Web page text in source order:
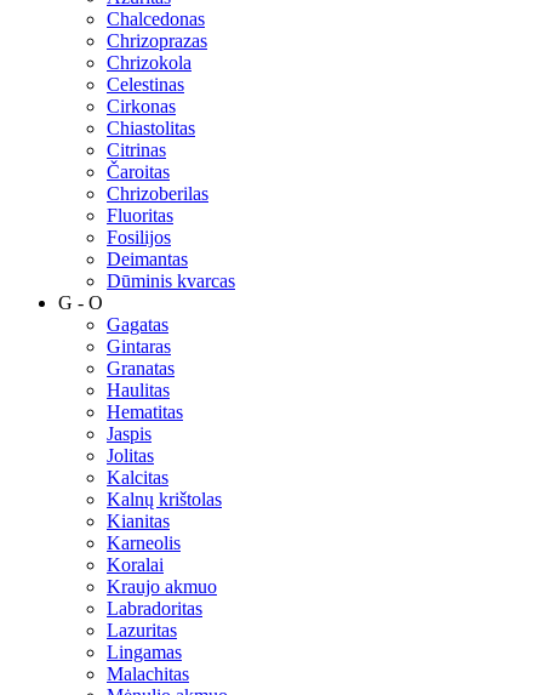
Chalcedonas
Chrizoprazas
Chrizokola
Celestinas
Cirkonas
Chiastolitas
Citrinas
Čaroitas
Chrizoberilas
Fluoritas
Fosilijos
Deimantas
Dūminis kvarcas
G - O
Gagatas
Gintaras
Granatas
Haulitas
Hematitas
Jaspis
Jolitas
Kalcitas
Kalnų krištolas
Kianitas
Karneolis
Koralai
Kraujo akmuo
Labradoritas
Lazuritas
Lingamas
Malachitas